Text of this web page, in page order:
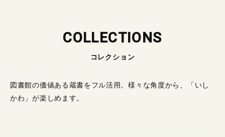
COLLECTIONS
コレクション
図書館の価値ある蔵書をフル活用。様々な角度から、「いし
かわ」が楽しめます。